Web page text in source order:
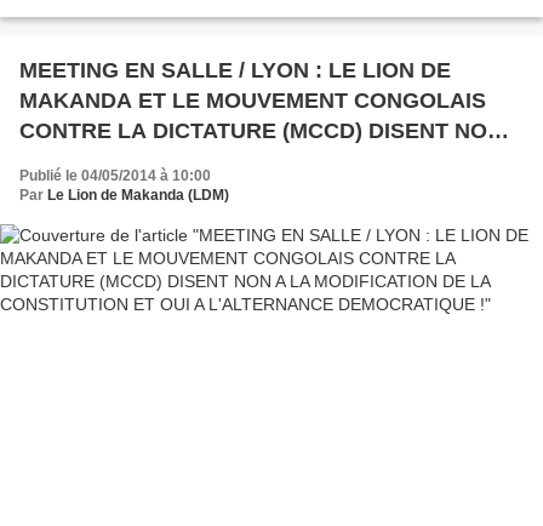
MEETING EN SALLE / LYON : LE LION DE
MAKANDA ET LE MOUVEMENT CONGOLAIS
CONTRE LA DICTATURE (MCCD) DISENT NON
A LA MODIFICATION DE LA CONSTITUTION ET
OUI A L'ALTERNANCE DEMOCRATIQUE !
Publié le 04/05/2014 à 10:00
Par Le Lion de Makanda (LDM)